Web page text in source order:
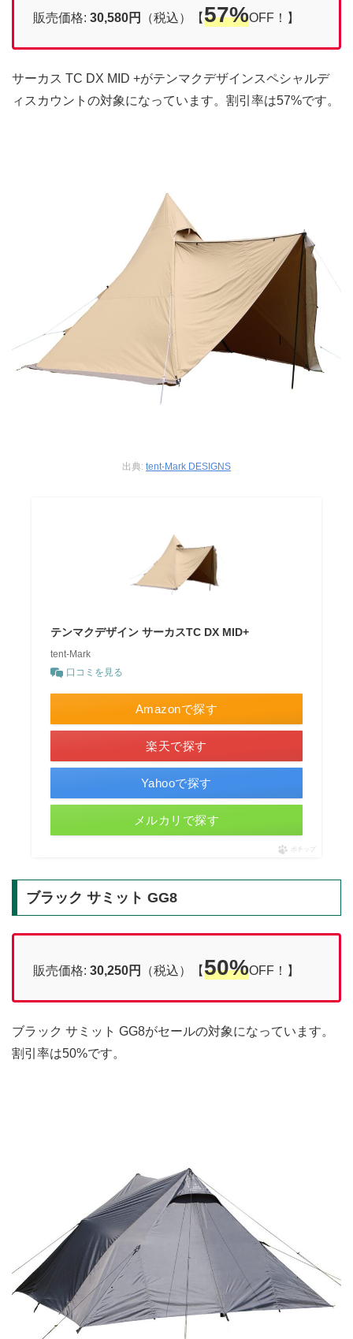
販売価格: 30,580円 （税込）【57%OFF！】
サーカス TC DX MID +がテンマクデザインスペシャルデ
ィスカウントの対象になっています。割引率は57%です。
出典: tent-Mark DESIGNS
テンマクデザイン サーカスTC DX MID+
tent-Mark
口コミを見る
Amazonで探す
楽天で探す
Yahooで探す
メルカリで探す
ポチップ
ブラック サミット GG8
販売価格: 30,250円 （税込）【50%OFF！】
ブラック サミット GG8がセールの対象になっています。
割引率は50%です。